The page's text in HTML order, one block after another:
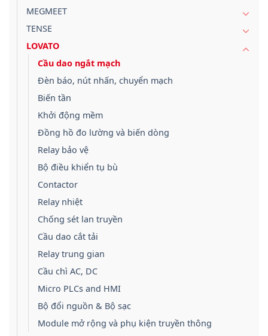
MEGMEET
TENSE
LOVATO
Cầu dao ngắt mạch
Đèn báo, nút nhấn, chuyển mạch
Biến tần
Khởi động mềm
Đồng hồ đo lường và biến dòng
Relay bảo vệ
Bộ điều khiển tụ bù
Contactor
Relay nhiệt
Chống sét lan truyền
Cầu dao cắt tải
Relay trung gian
Cầu chì AC, DC
Micro PLCs and HMI
Bộ đổi nguồn & Bộ sạc
Module mở rộng và phụ kiện truyền thông